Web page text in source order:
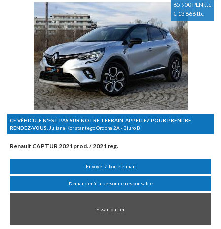
65 900 PLN ttc
€ 13 866 ttc
CE VÉHICULE N'EST PAS SUR NOTRE TERRAIN. APPELLEZ POUR PRENDRE
RENDEZ-VOUS. Juliana Konstantego Ordona 2A - Biuro B
Renault CAPTUR 2021 prod. / 2021 reg.
Envoyer à boîte e-mail
Demander à la personne responsable
Essai routier